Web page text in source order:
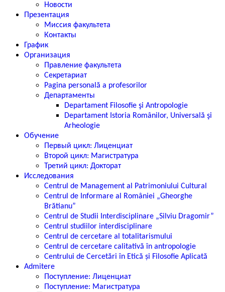
Новости
Презентация
Миссия факультета
Контакты
График
Организация
Правление факультета
Секретариат
Pagina personală a profesorilor
Департаменты
Departament Filosofie şi Antropologie
Departament Istoria Românilor, Universală şi
Arheologie
Обучение
Первый цикл: Лиценциат
Второй цикл: Магистратура
Третий цикл: Докторат
Исследования
Centrul de Management al Patrimoniului Cultural
Centrul de Informare al României „Gheorghe
Brătianu”
Centrul de Studii Interdisciplinare „Silviu Dragomir”
Centrul studiilor interdisciplinare
Centrul de cercetare al totalitarismului
Centrul de cercetare calitativă în antropologie
Centrului de Cercetări în Etică și Filosofie Aplicată
Admitere
Поступление: Лиценциат
Поступление: Магистратура